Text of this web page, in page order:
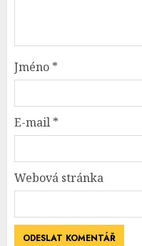
Jméno *
E-mail *
Webová stránka